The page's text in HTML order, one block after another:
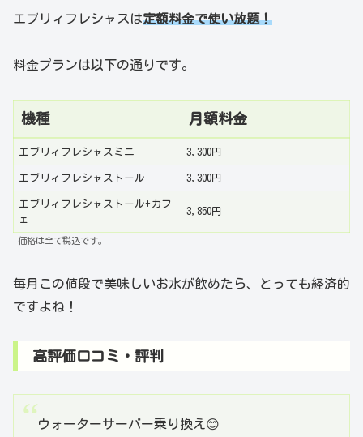
エブリィフレシャスは定額料金で使い放題！
料金プランは以下の通りです。
機種 月額料金
エブリィフレシャスミニ 3,300円
エブリィフレシャストール 3,300円
エブリィフレシャストール+カフ
ェ
3,850円
価格は全て税込です。
毎月この値段で美味しいお水が飲めたら、とっても経済的
ですよね！
高評価口コミ・評判
ウォーターサーバー乗り換え😊